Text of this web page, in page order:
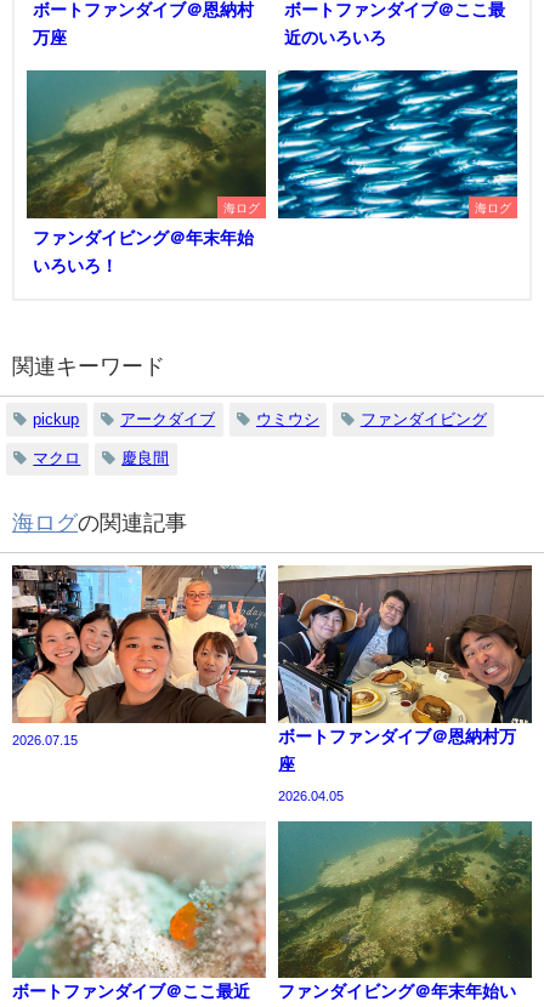
ボートファンダイブ＠恩納村
万座
ボートファンダイブ＠ここ最
近のいろいろ
海ログ
ファンダイビング＠年末年始
いろいろ！
海ログ
関連キーワード
pickup アークダイブ ウミウシ ファンダイビング
マクロ 慶良間
海ログの関連記事
2026.07.15
ボートファンダイブ＠恩納村万
座
2026.04.05
ボートファンダイブ＠ここ最近
ファンダイビング＠年末年始い